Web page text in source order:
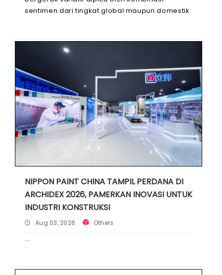
sentimen dari tingkat global maupun domestik.
NIPPON PAINT CHINA TAMPIL PERDANA DI
ARCHIDEX 2026, PAMERKAN INOVASI UNTUK
INDUSTRI KONSTRUKSI
Aug 03, 2026 Others